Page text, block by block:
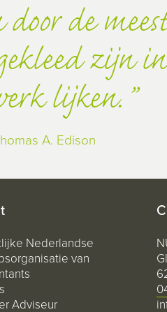
de
zijn
lijken.
A. Edison
Nederlandse
van
Adviseur